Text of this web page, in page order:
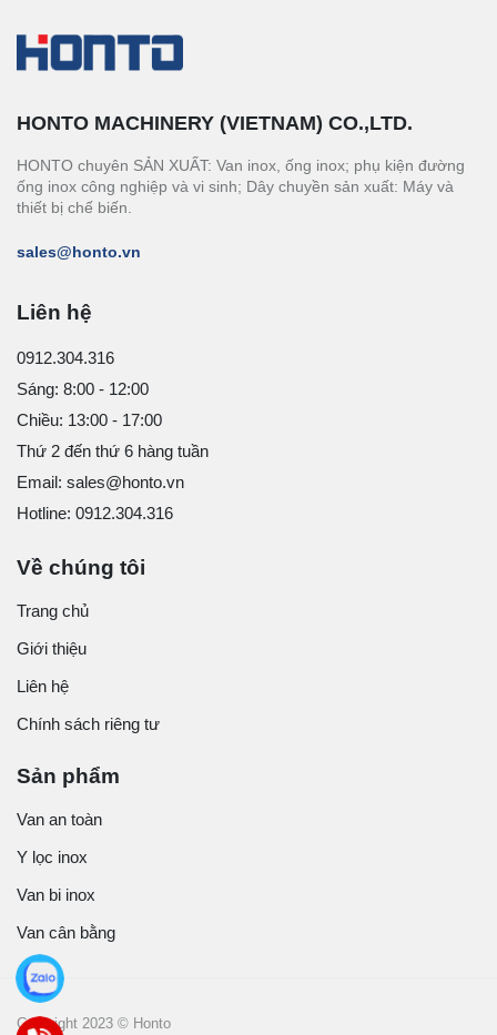
HONTO MACHINERY (VIETNAM) CO.,LTD.
HONTO chuyên SẢN XUẤT: Van inox, ống inox; phụ kiện đường
ống inox công nghiệp và vi sinh; Dây chuyền sản xuất: Máy và
thiết bị chế biến.
sales@honto.vn
Liên hệ
0912.304.316
Sáng: 8:00 - 12:00
Chiều: 13:00 - 17:00
Thứ 2 đến thứ 6 hàng tuần
Email: sales@honto.vn
Hotline: 0912.304.316
Về chúng tôi
Trang chủ
Giới thiệu
Liên hệ
Chính sách riêng tư
Sản phẩm
Van an toàn
Y lọc inox
Van bi inox
Van cân bằng
Copyright 2023 © Honto